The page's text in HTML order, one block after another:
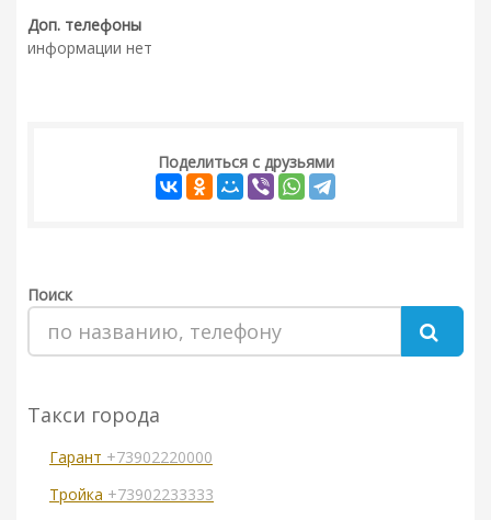
Доп. телефоны
информации нет
Поделиться с друзьями
Поиск
Такси города
Гарант +73902220000
Тройка +73902233333